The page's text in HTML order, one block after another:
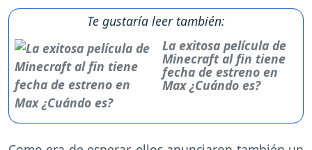
Te gustaría leer también:
La exitosa película de
Minecraft al fin tiene
fecha de estreno en
Max ¿Cuándo es?